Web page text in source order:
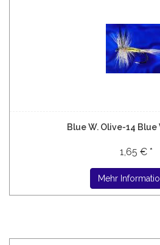
Blue W. Olive-14 Blue
1,65 € *
Mehr